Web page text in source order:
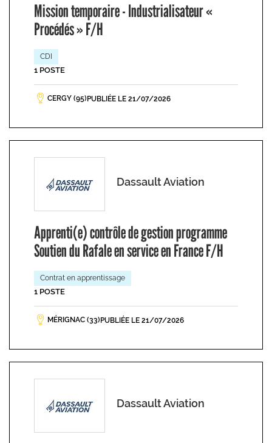
Mission temporaire - Industrialisateur «
Procédés » F/H
CDI
1 POSTE
CERGY (95) PUBLIÉE LE 21/07/2026
Dassault Aviation
Apprenti(e) contrôle de gestion programme
Soutien du Rafale en service en France F/H
Contrat en apprentissage
1 POSTE
MÉRIGNAC (33) PUBLIÉE LE 21/07/2026
Dassault Aviation